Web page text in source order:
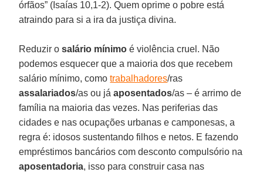
órfãos” (Isaías 10,1-2). Quem oprime o pobre está
atraindo para si a ira da justiça divina.
Reduzir osalário mínimo é violência cruel. Não
podemos esquecer que a maioria dos que recebem
salário mínimo, comotrabalhadores/ras
assalariados/as ou jáaposentados/as – é arrimo de
família na maioria das vezes. Nas periferias das
cidades e nas ocupações urbanas e camponesas, a
regra é: idosos sustentando filhos e netos. E fazendo
empréstimos bancários com desconto compulsório na
aposentadoria, isso para construir casa nas